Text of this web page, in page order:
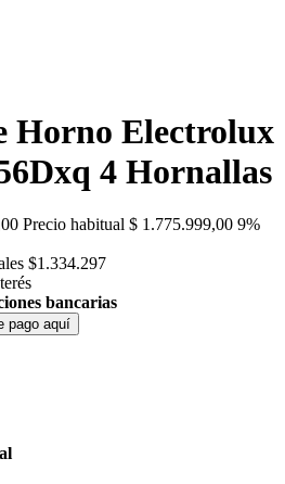
Horno Electrolux
4 Hornallas
Precio habitual $ 1.775.999,00 9%
$1.334.297
bancarias
pago aquí